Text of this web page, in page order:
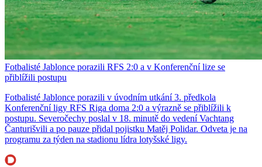
Fotbalisté Jablonce porazili RFS 2:0 a v Konferenční lize se
přiblížili postupu
Fotbalisté Jablonce porazili v úvodním utkání 3. předkola
Konferenční ligy RFS Riga doma 2:0 a výrazně se přiblížili k
postupu. Severočechy poslal v 18. minutě do vedení Vachtang
Čanturišvili a po pauze přidal pojistku Matěj Polidar. Odveta je na
programu za týden na stadionu lídra lotyšské ligy.